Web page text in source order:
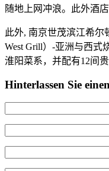
随地上网冲浪。此外酒
此外, 南京世茂滨江希尔
West Grill）-亚洲与西式
淮阳菜系，并配有12间
Hinterlassen Sie